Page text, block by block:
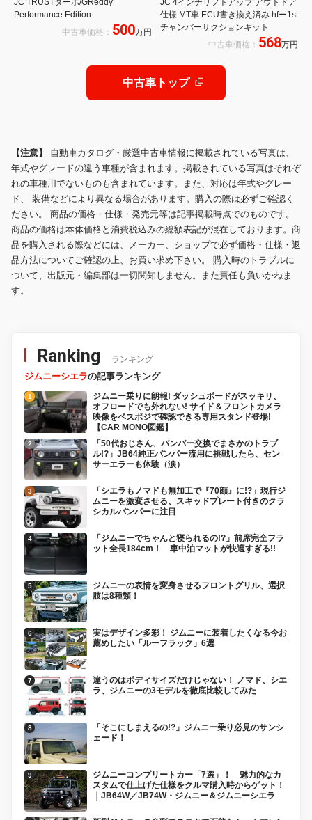
JC TRUSTターボ/GReddy
Performance Edition
中古車価格： 500万円
JC 4インチリフトアップ アウトドア
仕様 MT車 ECU書き換え済み hfー1st
チャンバーサクションキット
中古車価格： 568万円
中古車トップ
【注意】 自動車カタログ・厳選中古車情報に掲載されている写真は、
年式やグレードの違う車種が含まれます。掲載されている写真はそれぞ
れの車種用でないものも含まれています。また、対応は年式やグレー
ド、 装備などにより異なる場合があります。購入の際は必ずご確認く
ださい。 商品の価格・仕様・発売元等は記事掲載時点でのものです。
商品の価格は本体価格と消費税込みの総額表記が混在しております。商
品を購入される際などには、メーカー、ショップで必ず価格・仕様・返
品方法についてご確認の上、お買い求め下さい。 購入時のトラブルに
ついて、出版元・編集部は一切関知しません。また責任も負いかねま
す。
Ranking ランキング
ジムニーシエラの記事ランキング
ジムニー乗りに朗報! ダッシュボードがスッキリ、
オフロードでも外れない! サイド＆フロントカメラ
映像をベスポジで確認できる専用スタンド登場!
【CAR MONO図鑑】
「50代おじさん、バンパー交換でまさかのトラブ
ル!?」JB64純正バンパー流用に挑戦したら、セン
サーエラーも体験（涙）
「シエラもノマドも無加工で『70顔』に!?」現行ジ
ムニーを激変させる、スキッドプレート付きのクラ
シカルバンパーに注目
「ジムニーでちゃんと寝られるの!?」前席完全フラ
ット全長184cm！ 車中泊マットが快適すぎる!!
ジムニーの表情を変身させるフロントグリル、選択
肢は8種類！
実はデザイン多彩！ ジムニーに装着したくなる今お
薦めしたい「ルーフラック」6選
違うのはボディサイズだけじゃない！ ノマド、シエ
ラ、ジムニーの3モデルを徹底比較してみた
「そこにしまえるの!?」ジムニー乗り必見のサンシ
ェード！
ジムニーコンプリートカー「7選」！ 魅力的なカ
スタムで仕上げた仕様をクルマ購入時からゲット！
｜JB64W／JB74W・ジムニー＆ジムニーシエラ